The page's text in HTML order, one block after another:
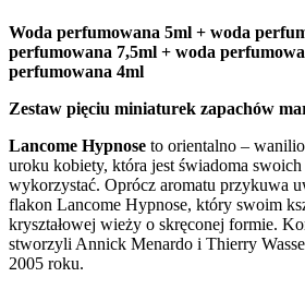
Woda perfumowana 5ml + woda
perfumowana 7,5ml + woda
perfumowana 4ml
Zestaw pięciu miniaturek zapachów
Lancome Hypnose to orientalno –
uroku kobiety, która jest świadoma
wykorzystać. Oprócz aromatu przykuwa
flakon Lancome Hypnose, który swoim
kryształowej wieży o skręconej formie.
stworzyli Annick Menardo i Thierry
2005 roku.